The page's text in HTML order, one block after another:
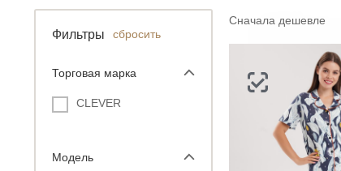
Фильтры сбросить
Торговая марка
CLEVER
Модель
Сначала дешевле